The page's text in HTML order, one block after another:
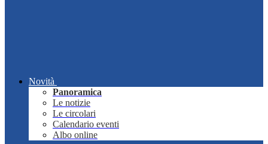
Novità
Panoramica
Le notizie
Le circolari
Calendario eventi
Albo online